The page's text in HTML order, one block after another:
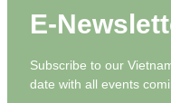
E-
Subscribe to our
date with all events